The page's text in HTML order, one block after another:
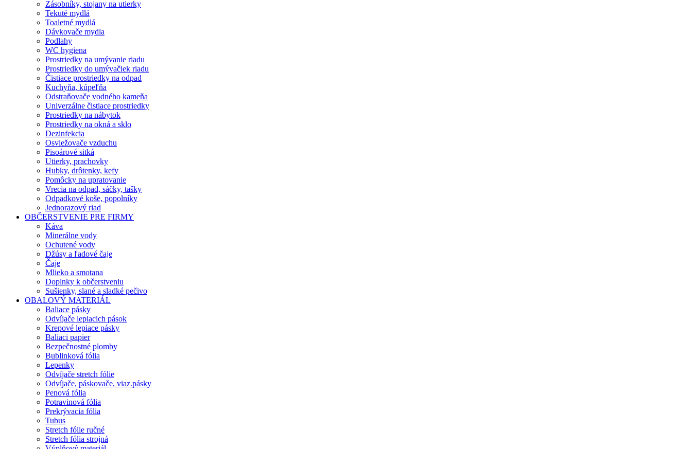
Zásobníky, stojany na utierky
Tekuté mydlá
Toaletné mydlá
Dávkovače mydla
Podlahy
WC hygiena
Prostriedky na umývanie riadu
Prostriedky do umývačiek riadu
Čistiace prostriedky na odpad
Kuchyňa, kúpeľňa
Odstraňovače vodného kameňa
Univerzálne čistiace prostriedky
Prostriedky na nábytok
Prostriedky na okná a sklo
Dezinfekcia
Osviežovače vzduchu
Pisoárové sitká
Utierky, prachovky
Hubky, drôtenky, kefy
Pomôcky na upratovanie
Vrecia na odpad, sáčky, tašky
Odpadkové koše, popolníky
Jednorazový riad
OBČERSTVENIE PRE FIRMY
Káva
Minerálne vody
Ochutené vody
Džúsy a ľadové čaje
Čaje
Mlieko a smotana
Doplnky k občerstveniu
Sušienky, slané a sladké pečivo
OBALOVÝ MATERIÁL
Baliace pásky
Odvíjače lepiacich pások
Krepové lepiace pásky
Baliaci papier
Bezpečnostné plomby
Bublinková fólia
Lepenky
Odvíjače stretch fólie
Odvíjače, páskovače, viaz.pásky
Penová fólia
Potravinová fólia
Prekrývacia fólia
Tubus
Stretch fólie ručné
Stretch fólia strojná